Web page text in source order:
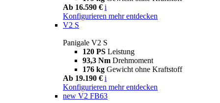
Ab 16.590 € i
Konfigurieren mehr entdecken
V2 S
Panigale V2 S
120 PS Leistung
93,3 Nm Drehmoment
176 kg Gewicht ohne Kraftstoff
Ab 19.190 € i
Konfigurieren mehr entdecken
new V2 FB63